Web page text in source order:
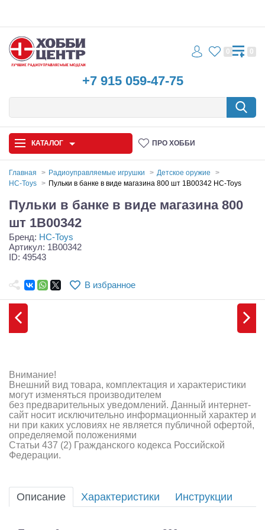
+7 915 059-47-75
0 0
КАТАЛОГ ПРО ХОББИ
Запчасти и аксессуары
Игрушки
Судомодели
Аппаратура и электроника
Аккумуляторы и батарейки
Зарядные устройства и блоки питания
Двигатели
Инструмент,измерительные приборы,расходники
Главная Радиоуправляемые игрушки
Детское оружие
HC-Toys
Пульки в банке в виде магазина 800 шт 1B00342 HC-Toys
Пульки в банке в виде магазина 800
шт 1B00342
Бренд: HC-Toys
Артикул: 1B00342
ID: 49543
В избранное
Внимание!
Внешний вид товара, комплектация и характеристики
могут изменяться производителем
без предварительных уведомлений. Данный интернет-
сайт носит исключительно информационный характер и
ни при каких условиях не является публичной офертой,
определяемой положениями
Статьи 437 (2) Гражданского кодекса Российской
Федерации.
Описание Характеристики Инструкции